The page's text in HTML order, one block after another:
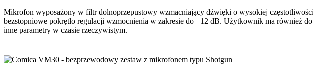
Mikrofon wyposażony w filtr dolnoprzepustowy wzmacniający dźwięki o wysokiej
bezstopniowe pokrętło regulacji wzmocnienia w zakresie do +12 dB. Użytkownik ma również
inne parametry w czasie rzeczywistym.